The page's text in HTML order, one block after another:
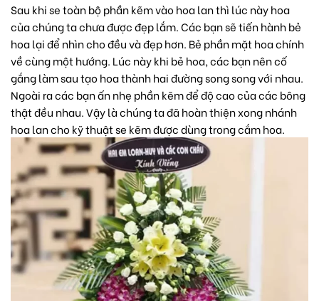
Sau khi se toàn bộ phần kẽm vào hoa lan thì lúc này hoa
của chúng ta chưa được đẹp lắm. Các bạn sẽ tiến hành bẻ
hoa lại để nhìn cho đều và đẹp hơn. Bẻ phần mặt hoa chính
về cùng một hướng. Lúc này khi bẻ hoa, các bạn nên cố
gắng làm sau tạo hoa thành hai đường song song với nhau.
Ngoài ra các bạn ấn nhẹ phần kẽm để độ cao của các bông
thật đều nhau. Vậy là chúng ta đã hoàn thiện xong nhánh
hoa lan cho kỹ thuật se kẽm được dùng trong cắm hoa.